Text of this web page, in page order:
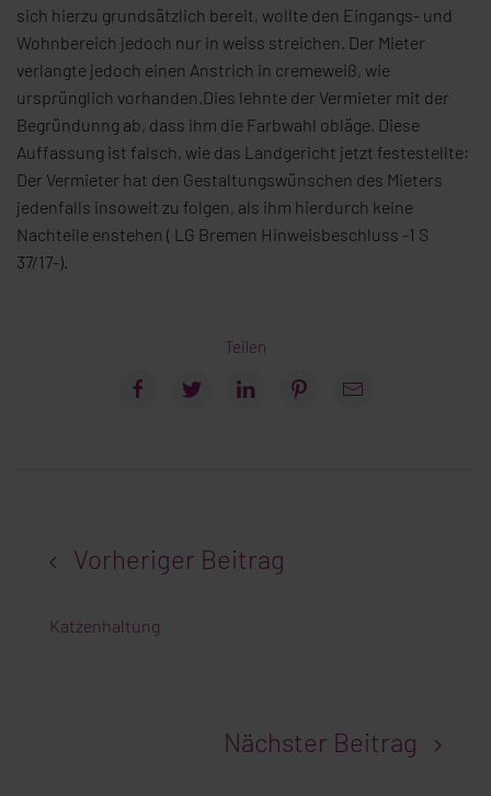
sich hierzu grundsätzlich bereit, wollte den Eingangs- und
Wohnbereich jedoch nur in weiss streichen. Der Mieter
verlangte jedoch einen Anstrich in cremeweiß, wie
ursprünglich vorhanden.Dies lehnte der Vermieter mit der
Begründunng ab, dass ihm die Farbwahl obläge. Diese
Auffassung ist falsch, wie das Landgericht jetzt festestellte:
Der Vermieter hat den Gestaltungswünschen des Mieters
jedenfalls insoweit zu folgen, als ihm hierdurch keine
Nachteile enstehen ( LG Bremen Hinweisbeschluss -1 S
37/17-).
Teilen
Vorheriger Beitrag
Katzenhaltung
Nächster Beitrag